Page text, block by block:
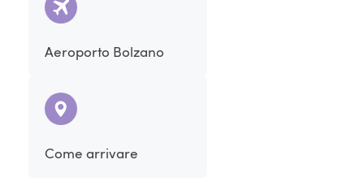
Aeroporto Bolzano
Come arrivare